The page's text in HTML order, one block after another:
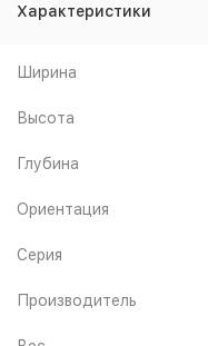
Характеристики
Ширина
Высота
Глубина
Ориентация
Серия
Производитель